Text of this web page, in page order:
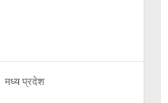
मध्य प्रदेश